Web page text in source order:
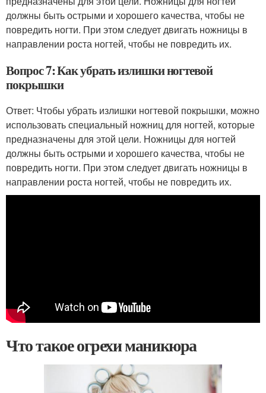
должны быть острыми и хорошего качества, чтобы не
повредить ногти. При этом следует двигать ножницы в
направлении роста ногтей, чтобы не повредить их.
Вопрос 7: Как убрать излишки ногтевой
покрышки
Ответ: Чтобы убрать излишки ногтевой покрышки, можно
использовать специальный ножниц для ногтей, которые
предназначены для этой цели. Ножницы для ногтей
должны быть острыми и хорошего качества, чтобы не
повредить ногти. При этом следует двигать ножницы в
направлении роста ногтей, чтобы не повредить их.
Что такое огрехи маникюра